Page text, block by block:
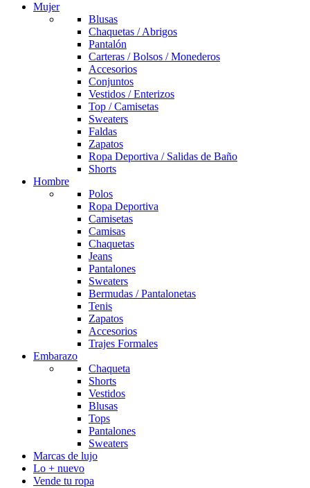
Mujer
Blusas
Chaquetas / Abrigos
Pantalón
Carteras / Bolsos / Monederos
Accesorios
Conjuntos
Vestidos / Enterizos
Top / Camisetas
Sweaters
Faldas
Zapatos
Ropa Deportiva / Salidas de Baño
Shorts
Hombre
Polos
Ropa Deportiva
Camisetas
Camisas
Chaquetas
Jeans
Pantalones
Sweaters
Bermudas / Pantalonetas
Tenis
Zapatos
Accesorios
Trajes Formales
Embarazo
Chaqueta
Shorts
Vestidos
Blusas
Tops
Pantalones
Sweaters
Marcas de lujo
Lo + nuevo
Vende tu ropa